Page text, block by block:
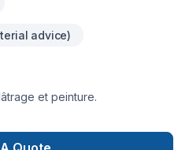
advice)
et peinture.